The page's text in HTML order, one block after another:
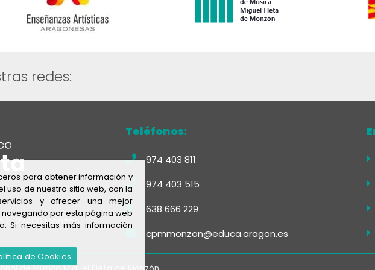
redes:
6, 22400 Monzón
Teléfonos:
974 403 811
974 403 515
638 666 229
cpmmonzon@educa.aragon.es
para obtener información y
uso de nuestro sitio web, con la
y ofrecer una mejor
por esta página web
Si necesitas más información
de Cookies